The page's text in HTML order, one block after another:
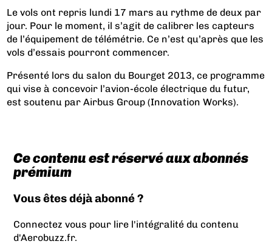
Le vols ont repris lundi 17 mars au rythme de deux par
jour. Pour le moment, il s’agit de calibrer les capteurs
de l’équipement de télémétrie. Ce n’est qu’après que les
vols d’essais pourront commencer.
Présenté lors du salon du Bourget 2013, ce programme
qui vise à concevoir l’avion-école électrique du futur,
est soutenu par Airbus Group (Innovation Works).
Ce contenu est réservé aux abonnés
prémium
Vous êtes déjà abonné ?
Connectez vous pour lire l'intégralité du contenu
d'Aerobuzz.fr.